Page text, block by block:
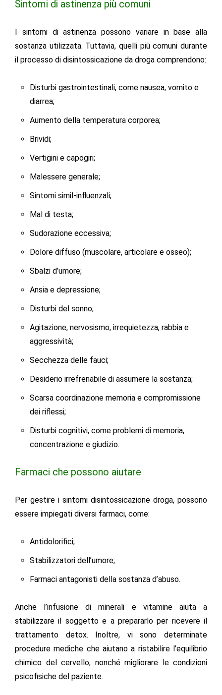
Sintomi di astinenza più comuni
I sintomi di astinenza possono variare in base alla
sostanza utilizzata. Tuttavia, quelli più comuni durante
il processo di disintossicazione da droga comprendono:
Disturbi gastrointestinali, come nausea, vomito e
diarrea;
Aumento della temperatura corporea;
Brividi;
Vertigini e capogiri;
Malessere generale;
Sintomi simil-influenzali;
Mal di testa;
Sudorazione eccessiva;
Dolore diffuso (muscolare, articolare e osseo);
Sbalzi d’umore;
Ansia e depressione;
Disturbi del sonno;
Agitazione, nervosismo, irrequietezza, rabbia e
aggressività;
Secchezza delle fauci;
Desiderio irrefrenabile di assumere la sostanza;
Scarsa coordinazione memoria e compromissione
dei riflessi;
Disturbi cognitivi, come problemi di memoria,
concentrazione e giudizio.
Farmaci che possono aiutare
Per gestire i sintomi disintossicazione droga, possono
essere impiegati diversi farmaci, come:
Antidolorifici;
Stabilizzatori dell’umore;
Farmaci antagonisti della sostanza d’abuso.
Anche l’infusione di minerali e vitamine aiuta a
stabilizzare il soggetto e a prepararlo per ricevere il
trattamento detox. Inoltre, vi sono determinate
procedure mediche che aiutano a ristabilire l’equilibrio
chimico del cervello, nonché migliorare le condizioni
psicofisiche del paziente.